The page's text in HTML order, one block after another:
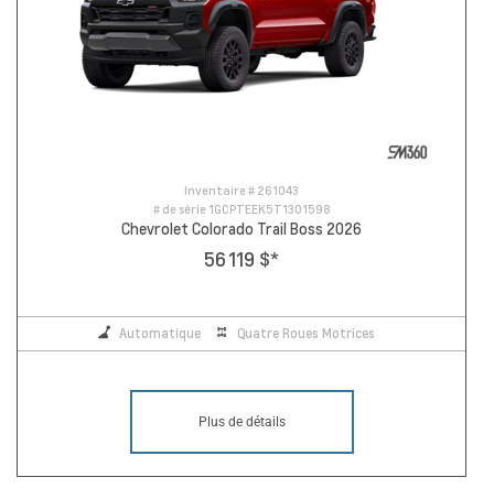
Inventaire # 261043
# de série 1GCPTEEK5T1301598
Chevrolet Colorado Trail Boss 2026
56 119 $*
Automatique Quatre Roues Motrices
Plus de détails